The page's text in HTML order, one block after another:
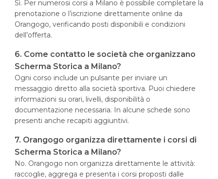
Sì. Per numerosi corsi a Milano è possibile completare la
prenotazione o l’iscrizione direttamente online da
Orangogo, verificando posti disponibili e condizioni
dell’offerta.
6. Come contatto le società che organizzano
Scherma Storica a Milano?
Ogni corso include un pulsante per inviare un
messaggio diretto alla società sportiva. Puoi chiedere
informazioni su orari, livelli, disponibilità o
documentazione necessaria. In alcune schede sono
presenti anche recapiti aggiuntivi.
7. Orangogo organizza direttamente i corsi di
Scherma Storica a Milano?
No. Orangogo non organizza direttamente le attività:
raccoglie, aggrega e presenta i corsi proposti dalle